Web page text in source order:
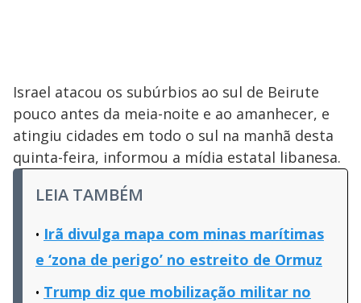
Israel atacou os subúrbios ao sul de Beirute
pouco antes da meia-noite e ao amanhecer, e
atingiu cidades em todo o sul na manhã desta
quinta-feira, informou a mídia estatal libanesa.
LEIA TAMBÉM
Irã divulga mapa com minas marítimas
e ‘zona de perigo’ no estreito de Ormuz
Trump diz que mobilização militar no